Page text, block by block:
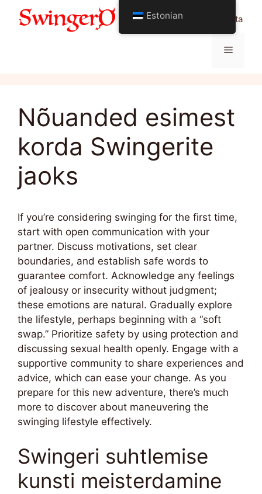
Kõik Swinging elustiili kohta
Menüü
Nõuanded esimest
korda Swingerite
jaoks
If you’re considering swinging for the first time,
start with open communication with your
partner. Discuss motivations, set clear
boundaries, and establish safe words to
guarantee comfort. Acknowledge any feelings
of jealousy or insecurity without judgment;
these emotions are natural. Gradually explore
the lifestyle, perhaps beginning with a “soft
swap.” Prioritize safety by using protection and
discussing sexual health openly. Engage with a
supportive community to share experiences and
advice, which can ease your change. As you
prepare for this new adventure, there’s much
more to discover about maneuvering the
swinging lifestyle effectively.
Swingeri suhtlemise
kunsti meisterdamine
Estonian